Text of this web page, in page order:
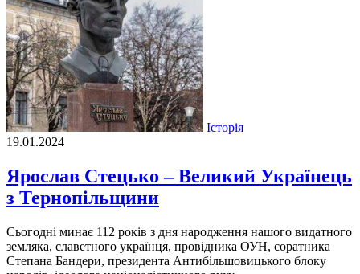
Історія
19.01.2024
Ярослав Стецько – Великий Українець
з Тернопільщини
Сьогоднi минає 112 рокiв з дня народження нашого видатного
земляка, славетного українця, провiдника ОУН, соратника
Степана Бандери, президента Антибiльшовицького блоку